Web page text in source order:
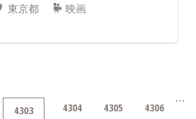
東京都 映画
4303 4304 4305 4306 …